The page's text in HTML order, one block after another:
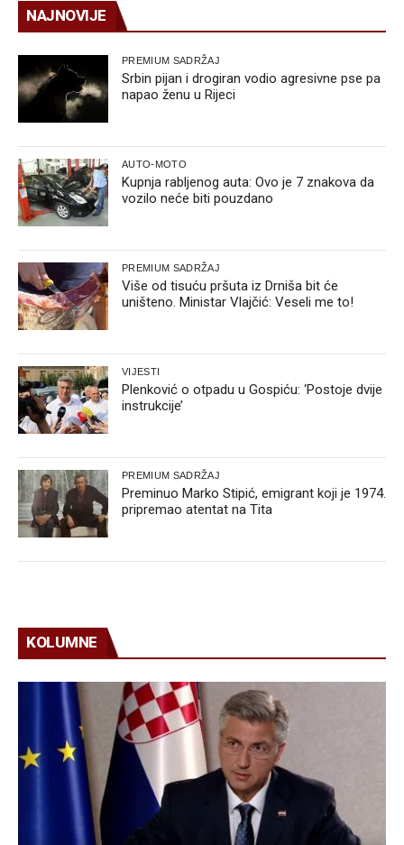
NAJNOVIJE
PREMIUM SADRŽAJ
Srbin pijan i drogiran vodio agresivne pse pa
napao ženu u Rijeci
AUTO-MOTO
Kupnja rabljenog auta: Ovo je 7 znakova da
vozilo neće biti pouzdano
PREMIUM SADRŽAJ
Više od tisuću pršuta iz Drniša bit će
uništeno. Ministar Vlajčić: Veseli me to!
VIJESTI
Plenković o otpadu u Gospiću: ‘Postoje dvije
instrukcije’
PREMIUM SADRŽAJ
Preminuo Marko Stipić, emigrant koji je 1974.
pripremao atentat na Tita
KOLUMNE